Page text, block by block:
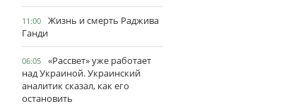
11:00
Жизнь и смерть Раджива
Ганди
06:05
«Рассвет» уже работает
над Украиной. Украинский
аналитик сказал, как его
остановить